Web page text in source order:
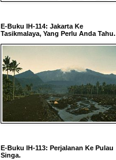
E-Buku IH-114: Jakarta Ke
Tasikmalaya, Yang Perlu Anda Tahu.
E-Buku IH-113: Perjalanan Ke Pulau
Singa.